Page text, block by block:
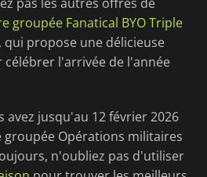
groupée Fanatical BYO Triple
, qui propose une délicieuse
l'arrivée de l'année
avez jusqu'au 12 février 2026
Opérations militaires
n'oubliez pas d'utiliser